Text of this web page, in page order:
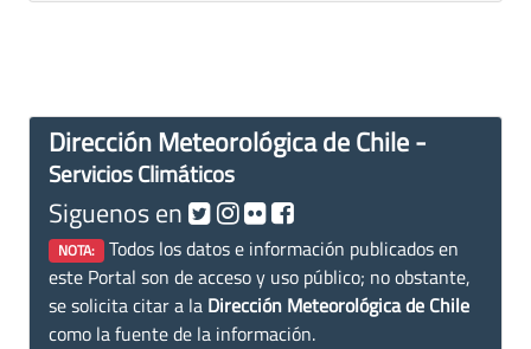
Dirección Meteorológica de Chile -
Servicios Climáticos
Siguenos en
NOTA: Todos los datos e información publicados en
este Portal son de acceso y uso público; no obstante,
se solicita citar a la Dirección Meteorológica de Chile
como la fuente de la información.